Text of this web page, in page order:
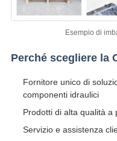
Esempio di
Perché scegliere la
Fornitore unico di
componenti idraulici
Prodotti di alta qualità a
Servizio e assistenza